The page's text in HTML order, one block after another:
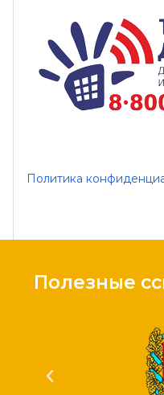
Политика
Полезные